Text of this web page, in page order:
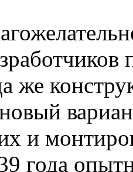
же
и
года